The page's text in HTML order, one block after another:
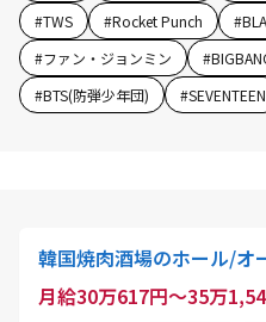
#TWS #Rocket Punch #
#ファン・ジョンミン #
#BTS(防弾少年団) #SEVENTEEN
韓国焼肉酒場のホール/オ
月給30万617円～35万